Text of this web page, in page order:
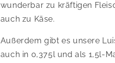
wunderbar zu kräftigen
auch zu Käse.
Außerdem gibt es unsere
auch in 0,375l und als 1,5l-